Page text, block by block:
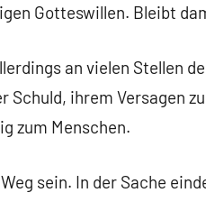
Gotteswillen. Bleibt
an vielen Stellen
Schuld, ihrem Versagen
zum Menschen.
sein. In der Sache